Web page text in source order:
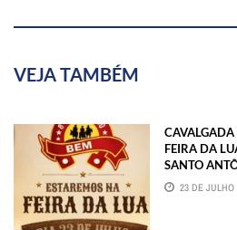
VEJA TAMBÉM
FEIRA DA
SANTO
23 DE JULHO